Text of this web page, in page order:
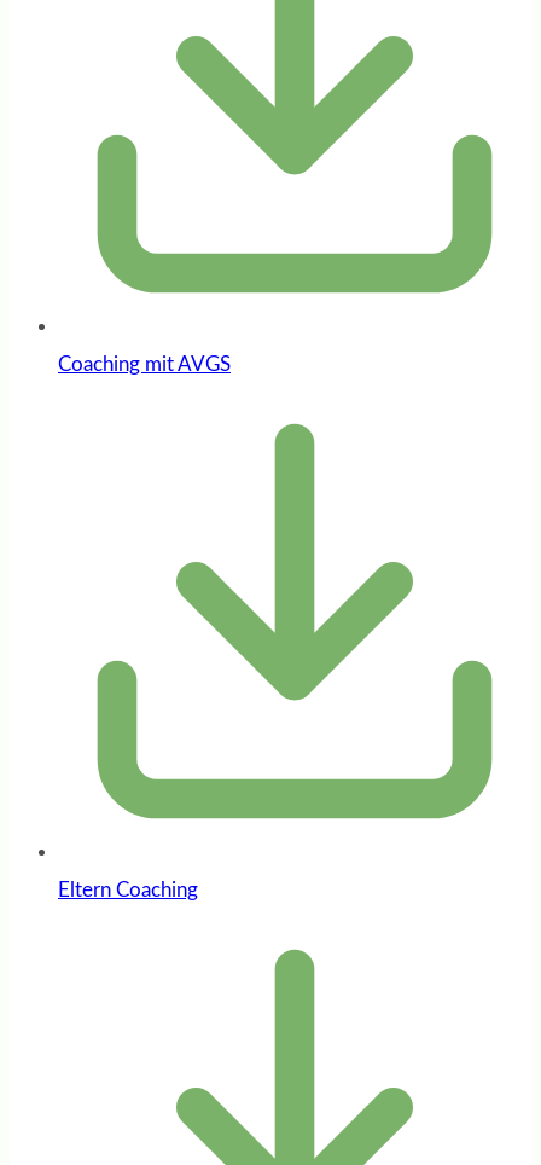
Coaching mit AVGS
Eltern Coaching